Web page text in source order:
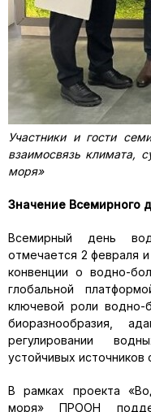
Участники и гости
взаимосвязь климата,
моря»
Значение Всемирного
Всемирный день
отмечается 2 февраля
конвенции о водно-
глобальной
ключевой роли водно-
биоразнообразия,
регулировании
устойчивых
В рамках проекта
моря» ПРООН